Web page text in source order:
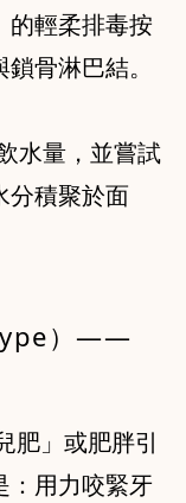
的輕柔排毒按
骨淋巴結。
水量，並嘗試
分積聚於面
）——
肥」或肥胖引
：用力咬緊牙